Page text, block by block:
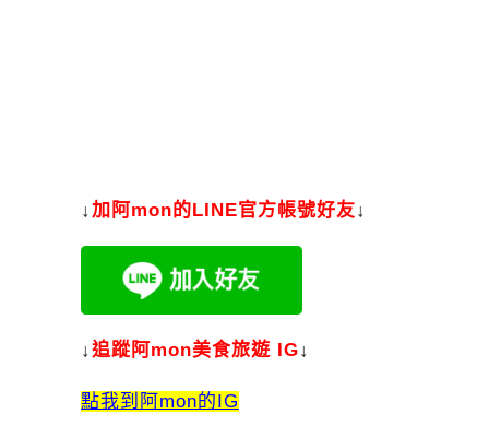
↓加 阿mon的LINE官方帳號好友↓
↓追蹤阿mon美食旅遊 IG↓
點我到阿mon的IG